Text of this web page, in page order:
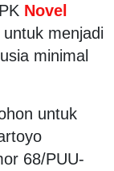
Novel
menjadi
minimal
untuk
68/PUU-